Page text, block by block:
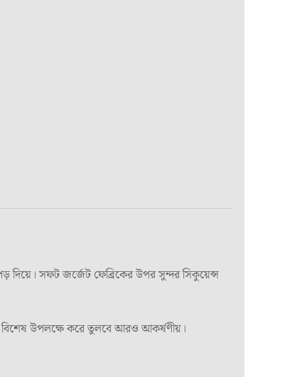
সফট জর্জেট ফেব্রিকের উপর সুন্দর সিকুয়েন্স
বিশেষ উপলক্ষে করে তুলবে আরও আকর্ষণীয়।